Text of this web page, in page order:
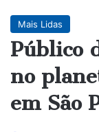
Mais Lidas
Público
no
em São